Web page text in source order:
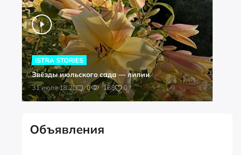
31 июля 18:20 0 168 0
ISTRA STORIES
Звёзды июльского сада — лилии
Объявления